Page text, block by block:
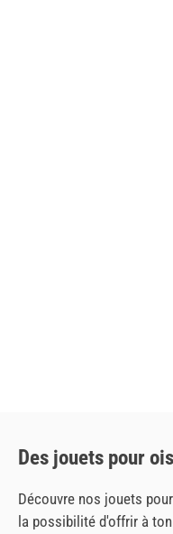
Des jouets pour
Découvre nos jouets
la possibilité d'offrir à